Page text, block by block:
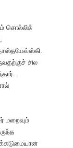
சொல்லிக்
சில
மறைவும்